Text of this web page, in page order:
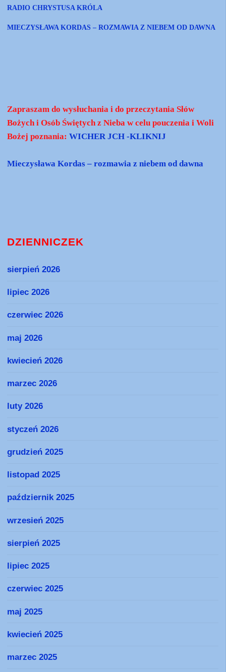
RADIO CHRYSTUSA KRÓLA
MIECZYSŁAWA KORDAS – ROZMAWIA Z NIEBEM OD DAWNA
Zapraszam do wysłuchania i do przeczytania Słów
Bożych i Osób Świętych z Nieba w celu pouczenia i Woli
Bożej poznania:WICHER JCH -KLIKNIJ
Mieczysława Kordas – rozmawia z niebem od dawna
DZIENNICZEK
sierpień 2026
lipiec 2026
czerwiec 2026
maj 2026
kwiecień 2026
marzec 2026
luty 2026
styczeń 2026
grudzień 2025
listopad 2025
październik 2025
wrzesień 2025
sierpień 2025
lipiec 2025
czerwiec 2025
maj 2025
kwiecień 2025
marzec 2025